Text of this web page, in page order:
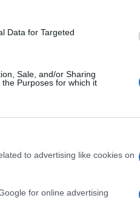
Data for Targeted
Sale, and/or Sharing
Purposes for which it
to advertising like cookies on
for online advertising
state
tra i 18 e i 59
che significa che
come
donne per ogni
numero più alto di